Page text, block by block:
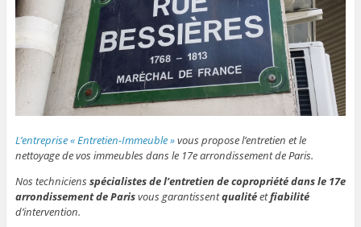
L’entreprise « Entretien-Immeuble »vous propose l’entretien et le
nettoyage de vos immeubles dans le 17e arrondissement de Paris.
Nos techniciensspécialistes de l’entretien de copropriété dans le 17e
arrondissement de Parisvous garantissentqualitéetfiabilité
d’intervention.